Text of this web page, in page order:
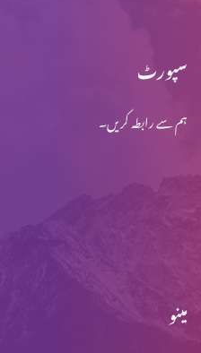
سپورٹ
ہم سے رابطہ کریں۔
مینو